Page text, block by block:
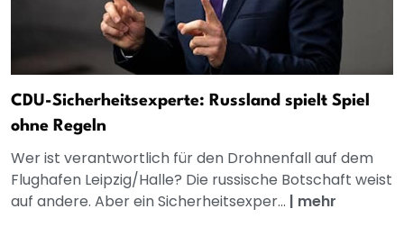
CDU-Sicherheitsexperte: Russland spielt Spiel
ohne Regeln
Wer ist verantwortlich für den Drohnenfall auf dem
Flughafen Leipzig/Halle? Die russische Botschaft weist
auf andere. Aber ein Sicherheitsexper... | mehr